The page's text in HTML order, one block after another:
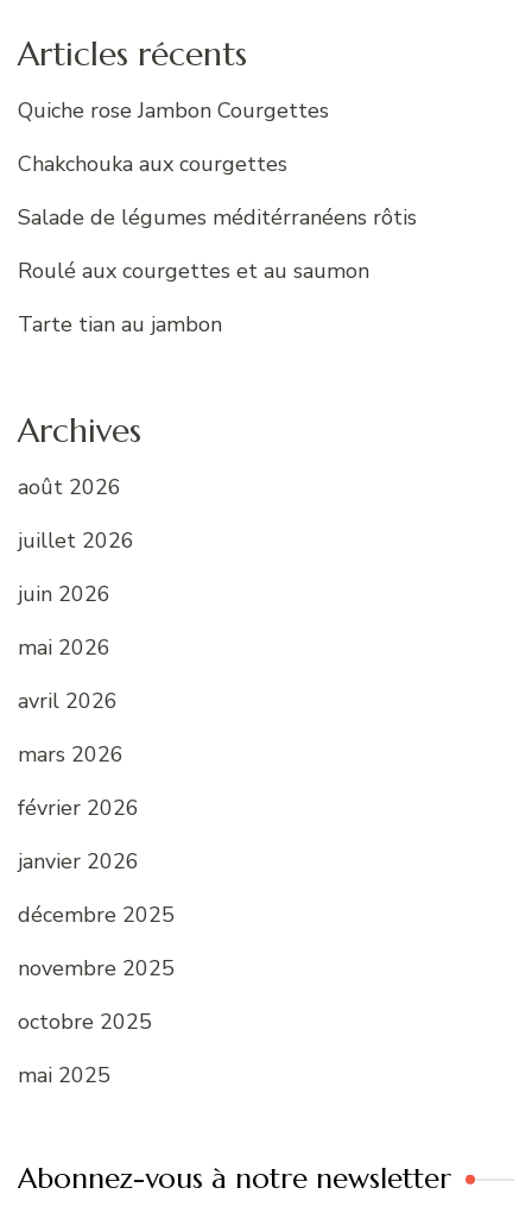
Articles récents
Quiche rose Jambon Courgettes
Chakchouka aux courgettes
Salade de légumes méditérranéens rôtis
Roulé aux courgettes et au saumon
Tarte tian au jambon
Archives
août 2026
juillet 2026
juin 2026
mai 2026
avril 2026
mars 2026
février 2026
janvier 2026
décembre 2025
novembre 2025
octobre 2025
mai 2025
Abonnez-vous à notre newsletter